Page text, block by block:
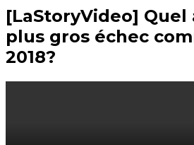
[LaStoryVideo]
plus gros échec
2018?